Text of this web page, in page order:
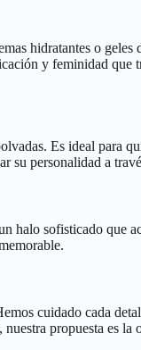
hidratantes o geles
y feminidad que
Es ideal para
su personalidad a
halo sofisticado que
cuidado cada
propuesta es la